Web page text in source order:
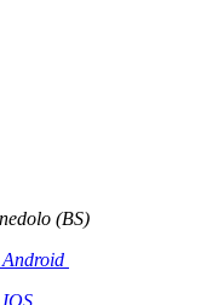
(BS)